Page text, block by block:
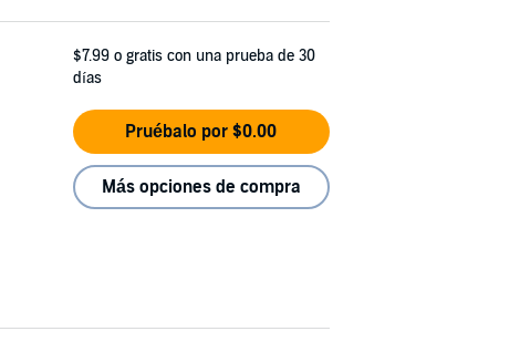
$7.99 o gratis con una prueba de 30
días
Pruébalo por $0.00
Más opciones de compra